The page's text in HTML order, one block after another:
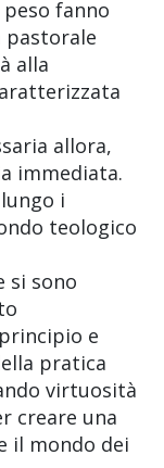
fanno
alla
allora,
immediata.
i
teologico
si sono
e
pratica
virtuosità
creare una
il mondo dei